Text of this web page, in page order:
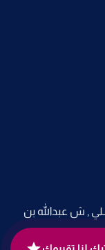
, ش عبدالله بن